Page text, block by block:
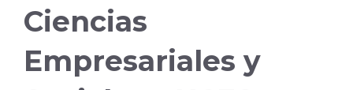
Ciencias
Empresariales y